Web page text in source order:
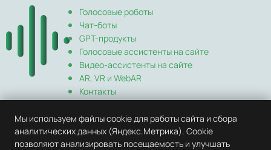
Голосовые роботы
Чат-боты
GPT-продукты
Голосовые ассистенты на сайте
Видео-ассистенты на сайте
AR, VR и WebAR
Контакты
info@kd-systems.ru
+7 (925) 148-00-97
Мы используем файлы cookie для работы сайта и сбора
аналитических данных (Яндекс.Метрика). Cookie
позволяют анализировать посещаемость и улучшать